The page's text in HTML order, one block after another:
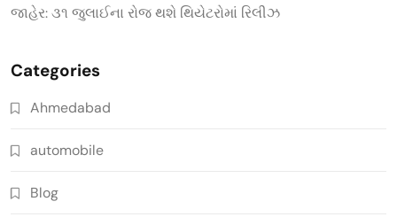
જાહેર: ૩૧ જુલાઈના રોજ થશે થિયેટરોમાં રિલીઝ
Categories
Ahmedabad
automobile
Blog